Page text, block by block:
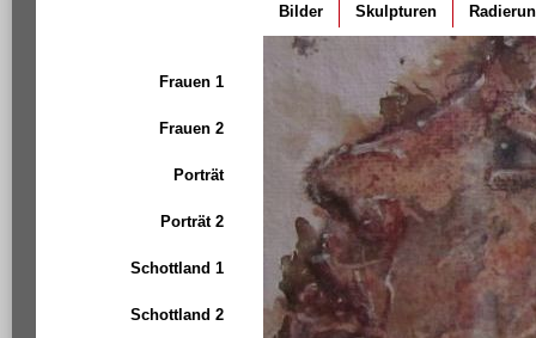
Bilder Skulpturen
Frauen 1
Frauen 2
Porträt
Porträt 2
Schottland 1
Schottland 2